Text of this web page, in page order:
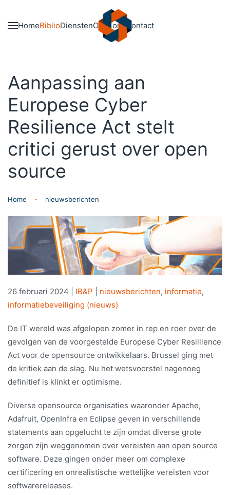
Skip to main content
HomeBiblioDienstenOver onsContact
Aanpassing aan
Europese Cyber
Resilience Act stelt
critici gerust over open
source
Home nieuwsberichten
26 februari 2024 IB&P nieuwsberichten, informatie,
informatiebeveiliging (nieuws)
De IT wereld was afgelopen zomer in rep en roer over de
gevolgen van de voorgestelde Europese Cyber Resillience
Act voor de opensource ontwikkelaars. Brussel ging met
de kritiek aan de slag. Nu het wetsvoorstel nagenoeg
definitief is klinkt er optimisme.
Diverse opensource organisaties waaronder Apache,
Adafruit, OpenInfra en Eclipse geven in verschillende
statements aan opgelucht te zijn omdat diverse grote
zorgen zijn weggenomen over vereisten aan open source
software. Deze gingen onder meer om complexe
certificering en onrealistische wettelijke vereisten voor
softwarereleases.